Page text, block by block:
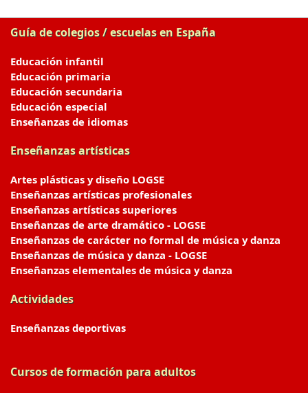
Guía de colegios / escuelas en España
Educación infantil
Educación primaria
Educación secundaria
Educación especial
Enseñanzas de idiomas
Enseñanzas artísticas
Artes plásticas y diseño LOGSE
Enseñanzas artísticas profesionales
Enseñanzas artísticas superiores
Enseñanzas de arte dramático - LOGSE
Enseñanzas de carácter no formal de música y danza
Enseñanzas de música y danza - LOGSE
Enseñanzas elementales de música y danza
Actividades
Enseñanzas deportivas
Cursos de formación para adultos